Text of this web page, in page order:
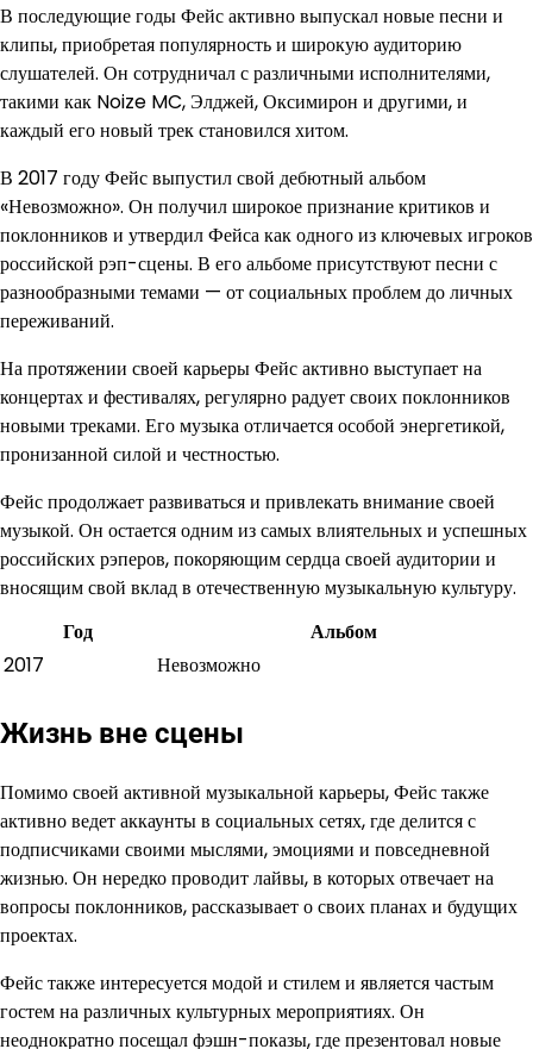
В последующие годы Фейс активно выпускал новые песни и
клипы, приобретая популярность и широкую аудиторию
слушателей. Он сотрудничал с различными исполнителями,
такими как Noize MC, Элджей, Оксимирон и другими, и
каждый его новый трек становился хитом.
В 2017 году Фейс выпустил свой дебютный альбом
«Невозможно». Он получил широкое признание критиков и
поклонников и утвердил Фейса как одного из ключевых игроков
российской рэп-сцены. В его альбоме присутствуют песни с
разнообразными темами — от социальных проблем до личных
переживаний.
На протяжении своей карьеры Фейс активно выступает на
концертах и фестивалях, регулярно радует своих поклонников
новыми треками. Его музыка отличается особой энергетикой,
пронизанной силой и честностью.
Фейс продолжает развиваться и привлекать внимание своей
музыкой. Он остается одним из самых влиятельных и успешных
российских рэперов, покоряющим сердца своей аудитории и
вносящим свой вклад в отечественную музыкальную культуру.
Год
Альбом
2017
Невозможно
Жизнь вне сцены
Помимо своей активной музыкальной карьеры, Фейс также
активно ведет аккаунты в социальных сетях, где делится с
подписчиками своими мыслями, эмоциями и повседневной
жизнью. Он нередко проводит лайвы, в которых отвечает на
вопросы поклонников, рассказывает о своих планах и будущих
проектах.
Фейс также интересуется модой и стилем и является частым
гостем на различных культурных мероприятиях. Он
неоднократно посещал фэшн-показы, где презентовал новые